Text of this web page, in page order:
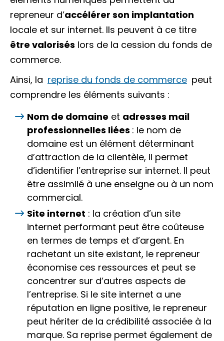
repreneur d’accélérer son implantation
locale et sur internet. Ils peuvent à ce titre
être valorisés lors de la cession du fonds de
commerce.
Ainsi, la reprise du fonds de commerce peut
comprendre les éléments suivants :
Nom de domaine et adresses mail
professionnelles liées : le nom de
domaine est un élément déterminant
d’attraction de la clientèle, il permet
d’identifier l’entreprise sur internet. Il peut
être assimilé à une enseigne ou à un nom
commercial.
Site internet : la création d’un site
internet performant peut être coûteuse
en termes de temps et d’argent. En
rachetant un site existant, le repreneur
économise ces ressources et peut se
concentrer sur d’autres aspects de
l’entreprise. Si le site internet a une
réputation en ligne positive, le repreneur
peut hériter de la crédibilité associée à la
marque. Sa reprise permet également de